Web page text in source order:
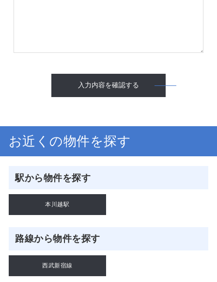
入力内容を確認する
お近くの物件を探す
駅から物件を探す
本川越駅
路線から物件を探す
西武新宿線